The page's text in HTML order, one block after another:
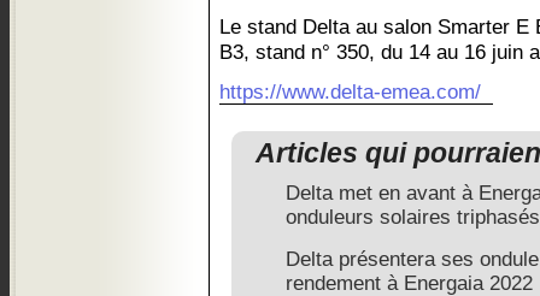
Le stand Delta au salon Smarter
B3, stand n° 350, du 14 au 16 juin
https://www.delta-emea.com/
Articles qui
Delta met en avant à
onduleurs solaires triphasés
Delta présentera ses
rendement à Energaia 2022